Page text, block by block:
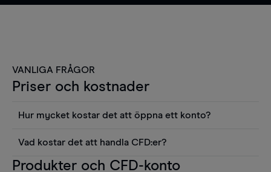
VANLIGA FRÅGOR
Priser och kostnader
Hur mycket kostar det att öppna ett konto?
använda sådana verktyg som diagram, Reuters
Vad kostar det att handla CFD:er?
Det är en rad kostnader att tänka på när man
Produkter och CFD-konto